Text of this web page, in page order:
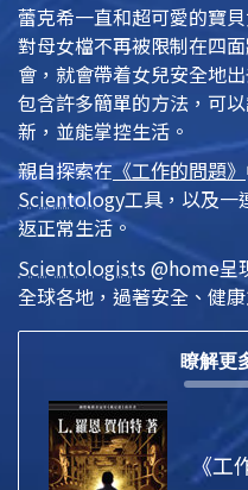
蕾克希一直和超可愛的寶
對母女檔不再被限制在四
會，就會帶着女兒安全地出
包含許多簡單的方法，可
新，並能掌控生活。
親自探索在《工作的問題》
Scientology工具，以及一
返正常生活。
Scientologists @home呈
全球各地，過著安全、健
瞭解更
《工